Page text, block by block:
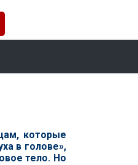
которые
в голове»,
тело. Но